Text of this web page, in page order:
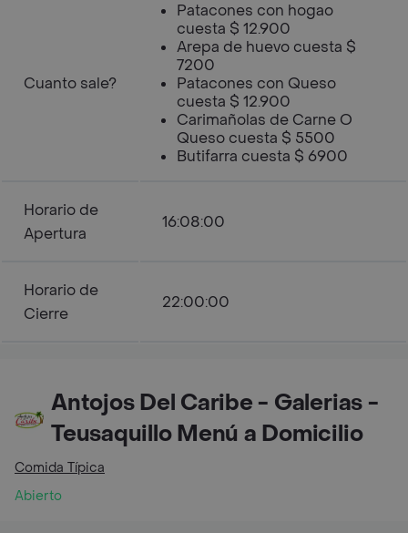
Cuanto sale?
Patacones con hogao
cuesta $ 12.900
Arepa de huevo cuesta $
7200
Patacones con Queso
cuesta $ 12.900
Carimañolas de Carne O
Queso cuesta $ 5500
Butifarra cuesta $ 6900
Horario de
Apertura
16:08:00
Horario de
Cierre
22:00:00
Antojos Del Caribe - Galerias -
Teusaquillo Menú a Domicilio
Comida Típica
Abierto